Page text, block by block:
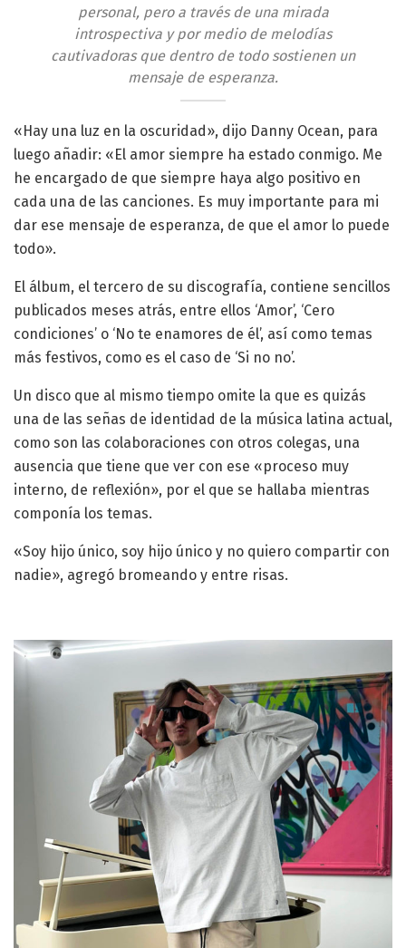
personal, pero a través de una mirada
introspectiva y por medio de melodías
cautivadoras que dentro de todo sostienen un
mensaje de esperanza.
«Hay una luz en la oscuridad», dijo Danny Ocean, para
luego añadir: «El amor siempre ha estado conmigo. Me
he encargado de que siempre haya algo positivo en
cada una de las canciones. Es muy importante para mi
dar ese mensaje de esperanza, de que el amor lo puede
todo».
El álbum, el tercero de su discografía, contiene sencillos
publicados meses atrás, entre ellos ‘Amor’, ‘Cero
condiciones’ o ‘No te enamores de él’, así como temas
más festivos, como es el caso de ‘Si no no’.
Un disco que al mismo tiempo omite la que es quizás
una de las señas de identidad de la música latina actual,
como son las colaboraciones con otros colegas, una
ausencia que tiene que ver con ese «proceso muy
interno, de reflexión», por el que se hallaba mientras
componía los temas.
«Soy hijo único, soy hijo único y no quiero compartir con
nadie», agregó bromeando y entre risas.